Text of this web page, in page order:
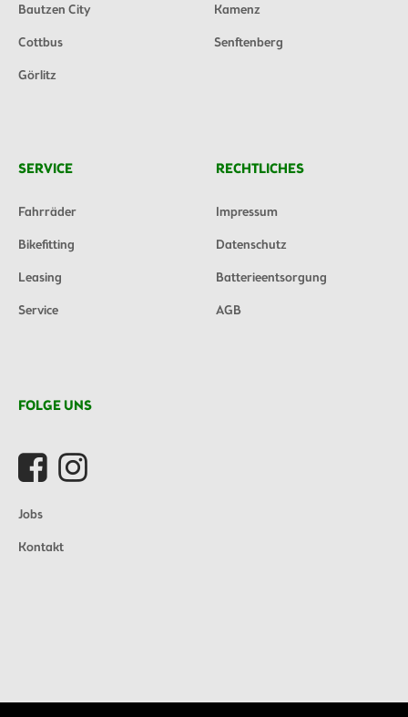
Bautzen City
Kamenz
Cottbus
Senftenberg
Görlitz
SERVICE
Fahrräder
Bikefitting
Leasing
Service
RECHTLICHES
Impressum
Datenschutz
Batterieentsorgung
AGB
FOLGE UNS
Jobs
Kontakt